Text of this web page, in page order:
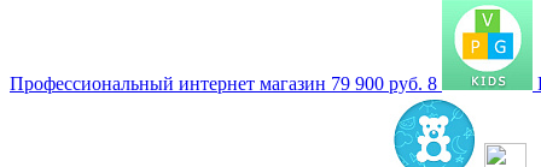
Профессиональный интернет магазин 79 900 руб. 8